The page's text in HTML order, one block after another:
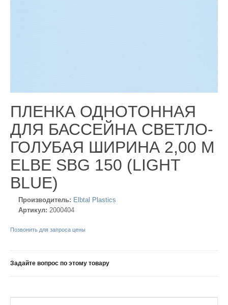
ПЛЕНКА ОДНОТОННАЯ
ДЛЯ БАССЕЙНА СВЕТЛО-
ГОЛУБАЯ ШИРИНА 2,00 М
ELBE SBG 150 (LIGHT
BLUE)
Производитель: Elbtal Plastics
Артикул: 2000404
Позвонить для запроса цены
Задайте вопрос по этому товару